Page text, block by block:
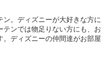
。ディズニーが大好きな方に
ンでは物足りない方にも、お
ディズニーの仲間達がお部屋